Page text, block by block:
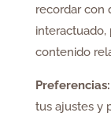
recordar con
interactuado,
contenido
Preferencias:
tus ajustes y